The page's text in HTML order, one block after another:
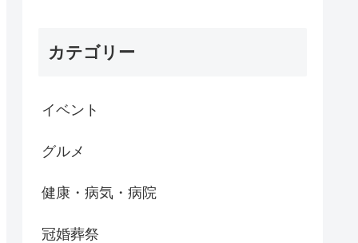
カテゴリー
イベント
グルメ
健康・病気・病院
冠婚葬祭